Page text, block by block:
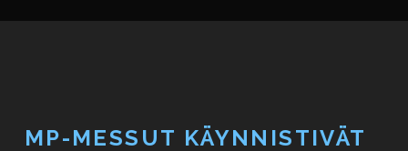
MP-MESSUT KÄYNNISTIVÄT